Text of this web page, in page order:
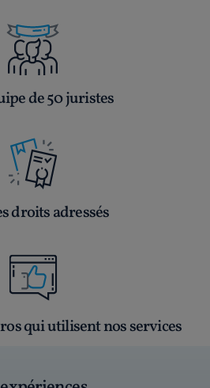
de 50 juristes
droits adressés
qui utilisent nos services